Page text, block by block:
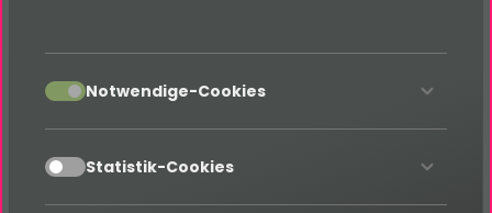
nutzbar?
Smartphone, Tablet und Desktop. Die Darstellung
passt sich automatisch an.
accept Notwendige-Cookies
accept Statistik-Cookies